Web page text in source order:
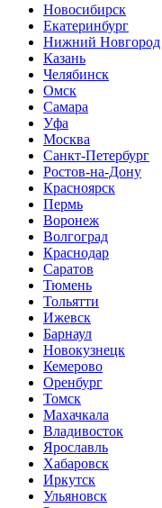
Новосибирск
Екатеринбург
Нижний Новгород
Казань
Челябинск
Омск
Самара
Уфа
Москва
Санкт-Петербург
Ростов-на-Дону
Красноярск
Пермь
Воронеж
Волгоград
Краснодар
Саратов
Тюмень
Тольятти
Ижевск
Барнаул
Новокузнецк
Кемерово
Оренбург
Томск
Махачкала
Владивосток
Ярославль
Хабаровск
Иркутск
Ульяновск